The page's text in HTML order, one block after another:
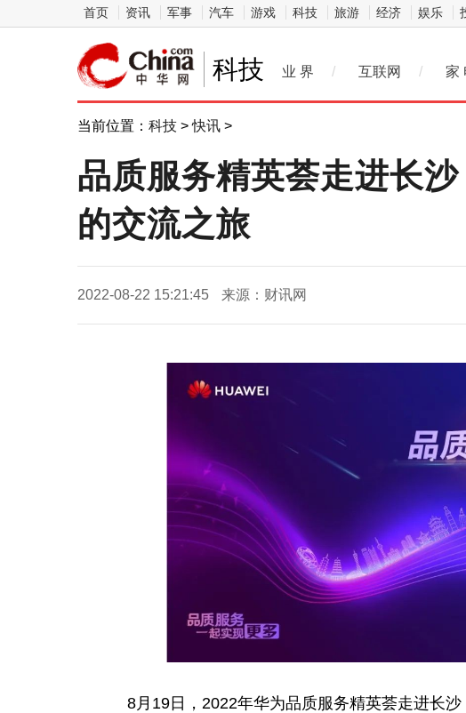
首页 资讯 军事 汽车 游戏 科技 旅游 经济 娱乐
科技 业 界 / 互联网 / 家
当前位置： 科技 >快讯 >
品质服务精英荟走进长
的交流之旅
2022-08-22 15:21:45 来源：财讯网
8月19日，2022年华为品质服务精英荟走进长